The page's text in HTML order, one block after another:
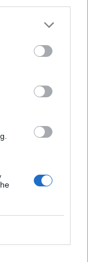
ΜΠΕΤΟΒΕΝ